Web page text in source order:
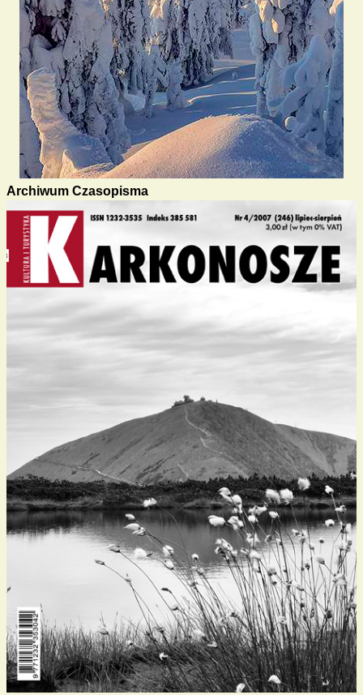
Archiwum Czasopisma